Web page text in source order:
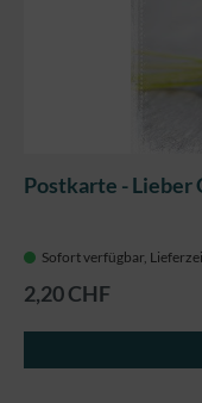
Postkarte - Lieber
Sofort verfügbar,
2,20 CHF